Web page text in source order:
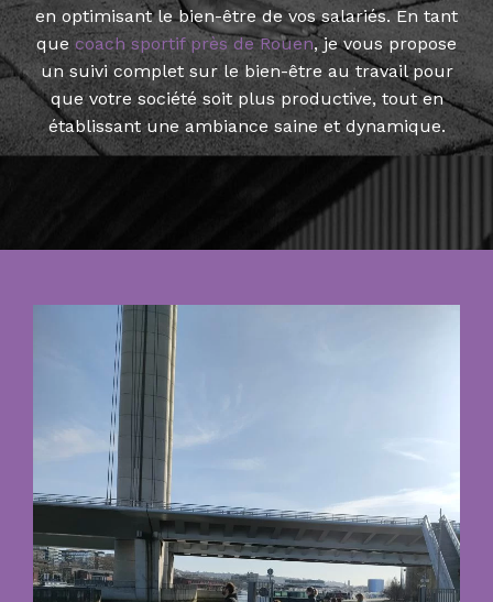
en optimisant le bien-être de vos salariés. En tant
que coach sportif près de Rouen, je vous propose
un suivi complet sur le bien-être au travail pour
que votre société soit plus productive, tout en
établissant une ambiance saine et dynamique.